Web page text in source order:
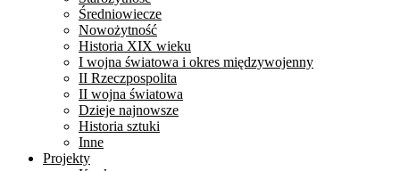
Średniowiecze
Nowożytność
Historia XIX wieku
I wojna światowa i okres międzywojenny
II Rzeczpospolita
II wojna światowa
Dzieje najnowsze
Historia sztuki
Inne
Projekty